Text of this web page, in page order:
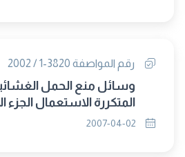
رقم المواصفة 3820-1 / 2002
وسائل منع الحمل
المتكررة
اخذ العينات والمتطلبات